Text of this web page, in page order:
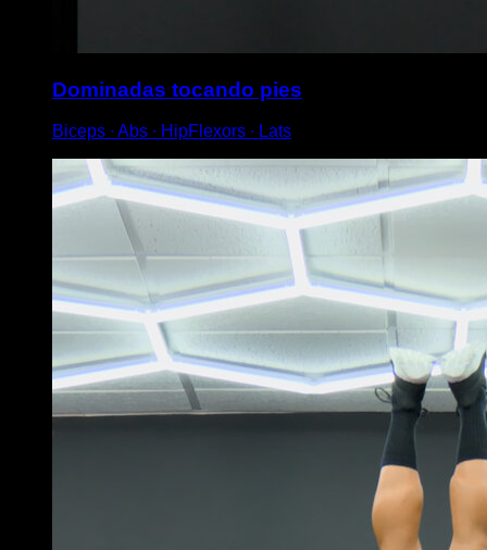
Dominadas tocando pies
Biceps ∙ Abs ∙ HipFlexors ∙ Lats